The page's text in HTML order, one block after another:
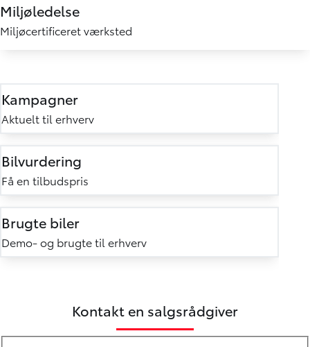
Miljøledelse
Miljøcertificeret værksted
Kampagner
Aktuelt til erhverv
Bilvurdering
Få en tilbudspris
Brugte biler
Demo- og brugte til erhverv
Kontakt en salgsrådgiver